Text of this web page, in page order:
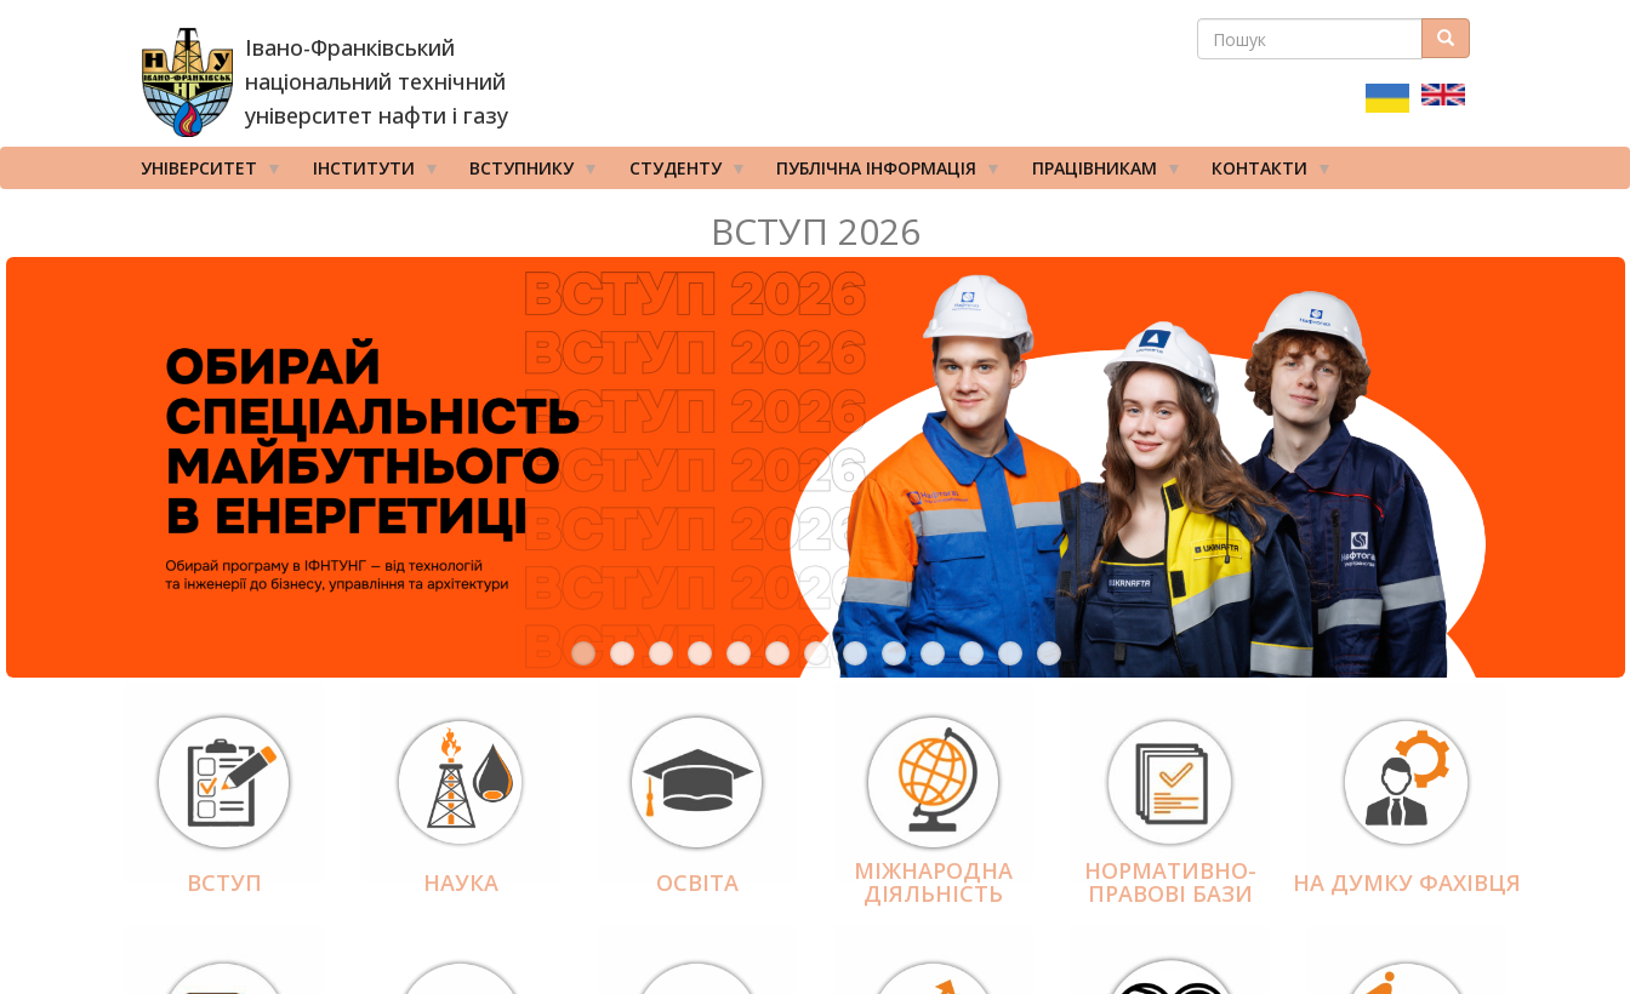
Івано-Франківський
національний технічний
університет нафти і газу
ПОШУКОВА
ПОШУК Пошук
УНІВЕРСИТЕТ ІНСТИТУТИ ВСТУПНИКУ СТУДЕНТУ ПУБЛІЧНА ІНФОРМАЦІЯ ПРАЦІВНИКАМ КОНТАКТИ
ВСТУП 2026
ВСТУП НАУКА ОСВІТА МІЖНАРОДНА
ДІЯЛЬНІCТЬ
НОРМАТИВНО-
ПРАВОВІ БАЗИ НА ДУМКУ ФАХІВЦЯ